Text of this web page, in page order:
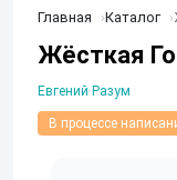
Главная Каталог
Жёсткая
Евгений Разум
В процессе